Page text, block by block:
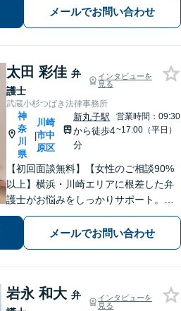
最適な債務整理をご提案【刑事事件】
交渉に強い！即日接見に努めます【夜
メールでお問い合わせ
太田 彩佳 弁
護士
インタビューを
見る
武蔵小杉つばき法律事務所
神
奈
川
県
|
川崎
市中
原区
新丸子駅
から徒歩4
分
営業時間：09:30
~17:00（平日）
【初回面談無料】【女性のご相談90%
以上】横浜・川崎エリアに根差した弁
護士がお悩みをしっかりサポート。明
るい将来を切り拓く「あなたのパート
ナー」として、困難な時期を乗り越え
ませんか？
メールでお問い合わせ
岩永 和大 弁
インタビューを
見る